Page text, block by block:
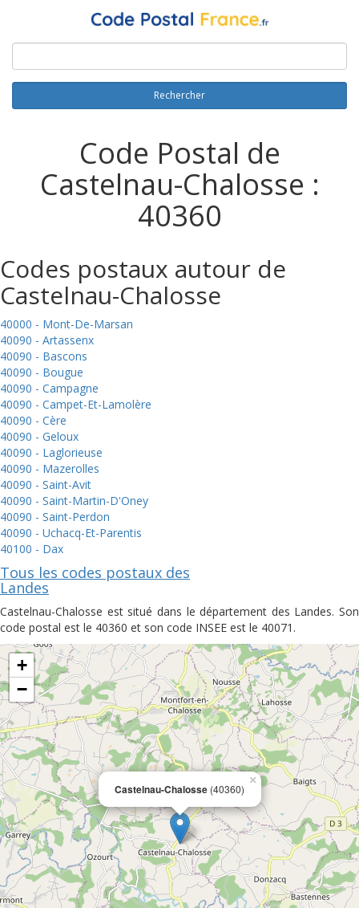
Rechercher
Code Postal de
Castelnau-Chalosse :
40360
Codes postaux autour de
Castelnau-Chalosse
40000 - Mont-De-Marsan
40090 - Artassenx
40090 - Bascons
40090 - Bougue
40090 - Campagne
40090 - Campet-Et-Lamolère
40090 - Cère
40090 - Geloux
40090 - Laglorieuse
40090 - Mazerolles
40090 - Saint-Avit
40090 - Saint-Martin-D'Oney
40090 - Saint-Perdon
40090 - Uchacq-Et-Parentis
40100 - Dax
Tous les codes postaux des
Landes
Castelnau-Chalosse est situé dans le département des Landes. Son
code postal est le 40360 et son code INSEE est le 40071.
Castelnau-Chalosse (40360)
×
+
−